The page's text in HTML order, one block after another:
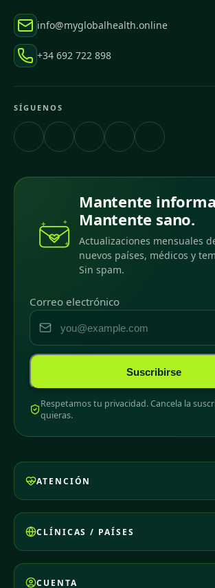
info@myglobalhealth.online
+34 692 722 898
SÍGUENOS
Mantente
Mantente sano.
Actualizaciones mensuales
nuevos países, médicos y
Sin spam.
Correo electrónico
Suscribirse
Respetamos tu privacidad. Cancela la
quieras.
ATENCIÓN
CLÍNICAS / PAÍSES
CUENTA